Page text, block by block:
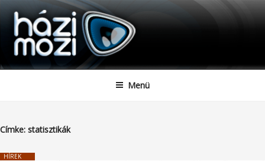
Tartalomhoz
HAZIMOZI
Menü
Címke: statisztikák
HÍREK